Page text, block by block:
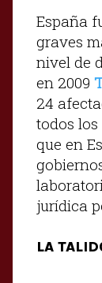
España
graves
nivel de
en 2009
24
todos
que en
jurídica
LA